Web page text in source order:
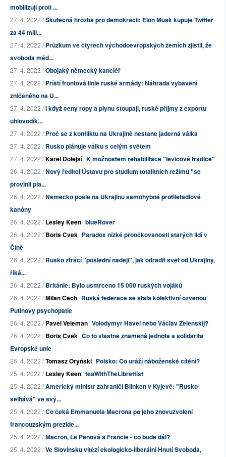
mobilizují proti ...
27. 4. 2022 /Skutečná hrozba pro demokracii: Elon Musk kupuje Twitter
za 44 mili...
27. 4. 2022 /Průzkum ve čtyřech východoevropských zemích zjistil, že
svoboda méd...
27. 4. 2022 /Obojaký německý kancléř
27. 4. 2022 /Příští frontová linie ruské armády: Náhrada vybavení
zničeného na U...
27. 4. 2022 /I když ceny ropy a plynu stoupají, ruské příjmy z exportu
uhlovodík...
27. 4. 2022 /Proč se z konfliktu na Ukrajině nestane jaderná válka
27. 4. 2022 /Rusko plánuje válku s celým světem
27. 4. 2022 /Karel Dolejší K možnostem rehabilitace "levicové tradice"
26. 4. 2022 /Nový ředitel Ústavu pro studium totalitních režimů "se
provinil pla...
26. 4. 2022 /Německo pošle na Ukrajinu samohybné protiletadlové
kanóny
26. 4. 2022 /Lesley Keen blueRover
26. 4. 2022 /Boris Cvek Paradox nízké proočkovanosti starých lidí v
Číně
26. 4. 2022 /Rusko ztrácí "poslední naději", jak odradit svět od Ukrajiny,
říká...
26. 4. 2022 /Británie: Bylo usmrceno 15 000 ruských vojáků
26. 4. 2022 /Milan Čech Ruská federace se stala kolektivní ozvěnou
Putinovy psychopatie
26. 4. 2022 /Pavel Veleman Volodymyr Havel nebo Václav Zelenskij?
26. 4. 2022 /Boris Cvek Co to vlastně znamená jednota a solidarita
Evropské unie
26. 4. 2022 /Tomasz Oryński Polsko: Co uráží náboženské cítění?
25. 4. 2022 /Lesley Keen teaWithTheLibrettist
25. 4. 2022 /Americký ministr zahraničí Blinken v Kyjevě: "Rusko
selhává" ve svý...
25. 4. 2022 /Co čeká Emmanuela Macrona po jeho znovuzvolení
francouzským prezide...
25. 4. 2022 /Macron, Le Penová a Francie - co bude dál?
25. 4. 2022 /Ve Slovinsku vítězí ekologicko-liberální Hnutí Svoboda,